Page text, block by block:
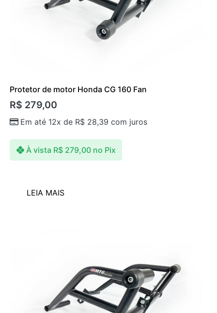
Protetor de motor Honda CG 160 Fan
R$ 279,00
Em até 12x de R$ 28,39 com juros
À vista R$279,00 no Pix
LEIA MAIS